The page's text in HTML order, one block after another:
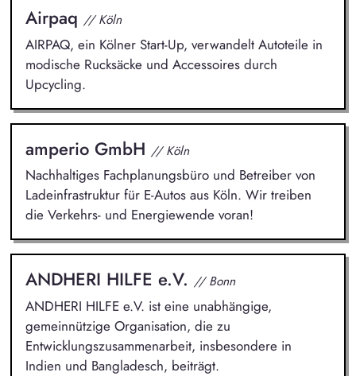
Airpaq // Köln
AIRPAQ, ein Kölner Start-Up, verwandelt Autoteile in
modische Rucksäcke und Accessoires durch
Upcycling.
amperio GmbH // Köln
Nachhaltiges Fachplanungsbüro und Betreiber von
Ladeinfrastruktur für E-Autos aus Köln. Wir treiben
die Verkehrs- und Energiewende voran!
ANDHERI HILFE e.V. // Bonn
ANDHERI HILFE e.V. ist eine unabhängige,
gemeinnützige Organisation, die zu
Entwicklungszusammenarbeit, insbesondere in
Indien und Bangladesch, beiträgt.